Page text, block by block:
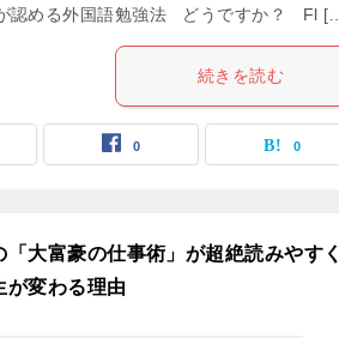
認める外国語勉強法 どうですか？ Fl
続きを読む
0 0
大富豪の仕事術」が超絶読みやす
が変わる理由